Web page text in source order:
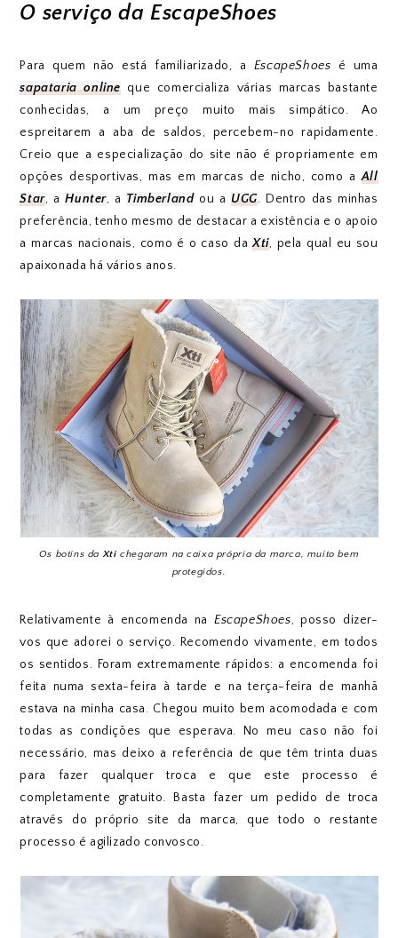
O serviço da EscapeShoes
Para quem não está familiarizado, a EscapeShoes é uma
sapataria online que comercializa várias marcas bastante
conhecidas, a um preço muito mais simpático. Ao
espreitarem a aba de saldos, percebem-no rapidamente.
Creio que a especialização do site não é propriamente em
opções desportivas, mas em marcas de nicho, como aAll
Star, aHunter, a Timberlandou a UGG. Dentro das minhas
preferência, tenho mesmo de destacar a existência e o apoio
a marcas nacionais, como é o caso daXti, pela qual eu sou
apaixonada há vários anos.
Os botins daXti chegaram na caixa própria da marca, muito bem
protegidos.
Relativamente à encomenda na EscapeShoes, posso dizer-
vos que adorei o serviço. Recomendo vivamente, em todos
os sentidos. Foram extremamente rápidos: a encomenda foi
feita numa sexta-feira à tarde e na terça-feira de manhã
estava na minha casa. Chegou muito bem acomodada e com
todas as condições que esperava. No meu caso não foi
necessário, mas deixo a referência de que têm trinta duas
para fazer qualquer troca e que este processo é
completamente gratuito. Basta fazer um pedido de troca
através do próprio site da marca, que todo o restante
processo é agilizado convosco.